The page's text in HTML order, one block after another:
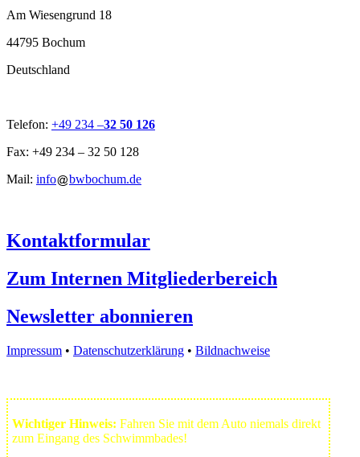
Am Wiesengrund 18
44795 Bochum
Deutschland
Telefon: +49 234 –32 50 126
Fax: +49 234 – 32 50 128
Mail: info bwbochum.de
Kontaktformular
Zum Internen Mitgliederbereich
Newsletter abonnieren
Impressum • Datenschutzerklärung • Bildnachweise
Wichtiger Hinweis: Fahren Sie mit dem Auto niemals direkt
zum Eingang des Schwimmbades!